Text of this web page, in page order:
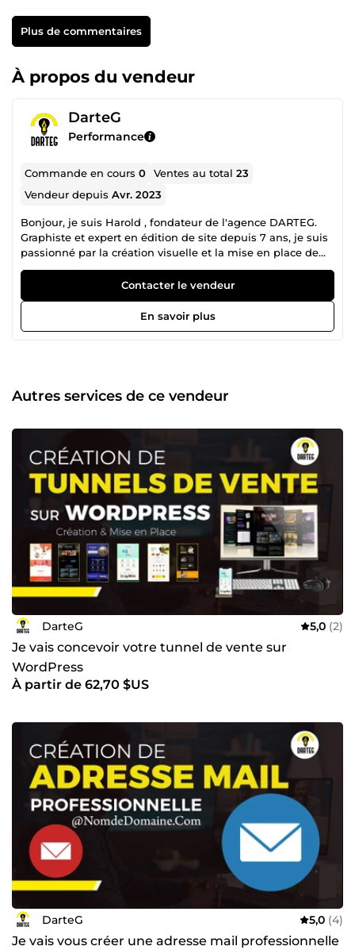
Plus de commentaires
À propos du vendeur
DarteG
Performance
Commande en cours0 Ventes au total23
Vendeur depuisAvr. 2023
Bonjour, je suis Harold , fondateur de l'agence DARTEG.
Graphiste et expert en édition de site depuis 7 ans, je suis
passionné par la création visuelle et la mise en place de
solutions digitales efficaces. Grâce à ma maîtrise de la
suite Adobe, WordPress et Shopify, je suis en mesure de
répondre à tous vos besoins en matière de design et de
développement web. Création de backlinks Création de
sites WordPress Création de sites Shopify Montage vidéo
Contacter le vendeur
En savoir plus
Autres services de ce vendeur
DarteG 5,0 (2)
Je vais concevoir votre tunnel de vente sur
WordPress
À partir de 62,70 $US
DarteG 5,0 (4)
Je vais vous créer une adresse mail professionnelle